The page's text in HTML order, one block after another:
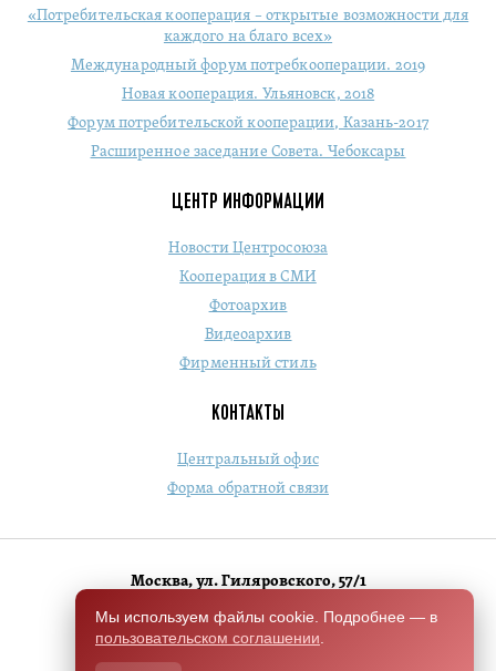
«Потребительская кооперация – открытые возможности для
каждого на благо всех»
Международный форум потребкооперации. 2019
Новая кооперация. Ульяновск, 2018
Форум потребительской кооперации, Казань-2017
Расширенное заседание Совета. Чебоксары
ЦЕНТР ИНФОРМАЦИИ
Новости Центросоюза
Кооперация в СМИ
Фотоархив
Видеоархив
Фирменный стиль
КОНТАКТЫ
Центральный офис
Форма обратной связи
Москва, ул. Гиляровского, 57/1
+7 (495) 684-1803
Мы используем файлы cookie. Подробнее — в
пользовательском соглашении